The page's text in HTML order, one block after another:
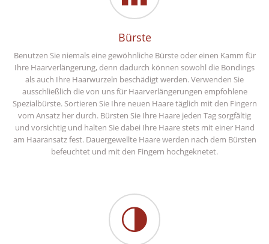
Bürste
Benutzen Sie niemals eine gewöhnliche Bürste oder einen Kamm für
Ihre Haarverlängerung, denn dadurch können sowohl die Bondings
als auch Ihre Haarwurzeln beschädigt werden. Verwenden Sie
ausschließlich die von uns für Haarverlängerungen empfohlene
Spezialbürste. Sortieren Sie Ihre neuen Haare täglich mit den Fingern
vom Ansatz her durch. Bürsten Sie Ihre Haare jeden Tag sorgfältig
und vorsichtig und halten Sie dabei Ihre Haare stets mit einer Hand
am Haaransatz fest. Dauergewellte Haare werden nach dem Bürsten
befeuchtet und mit den Fingern hochgeknetet.